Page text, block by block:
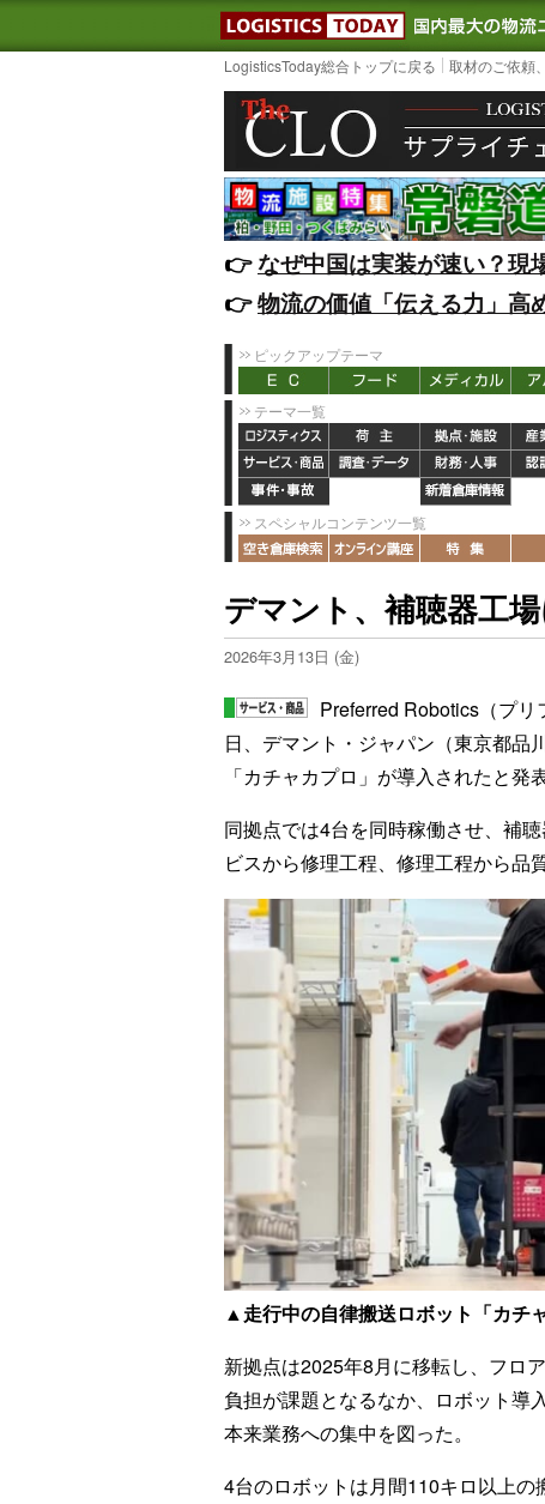
LOGISTICS
LogisticsToday総合トップに戻る 取材のご依頼
👉️なぜ中国は実装が速い？現
👉️物流の価値「伝える力」高
ピックアップテーマ
テーマ一覧
スペシャルコンテンツ一覧
デマント、補聴器工
2026年3月13日 (金)
Preferred Robotics（プ
日、デマント・ジャパン（東京都品
「カチャカプロ」が導入されたと発
同拠点では4台を同時稼働させ、補
ビスから修理工程、修理工程から品
▲走行中の自律搬送ロボット「カチ
新拠点は2025年8月に移転し、フロ
負担が課題となるなか、ロボット導
本来業務への集中を図った。
4台のロボットは月間110キロ以上